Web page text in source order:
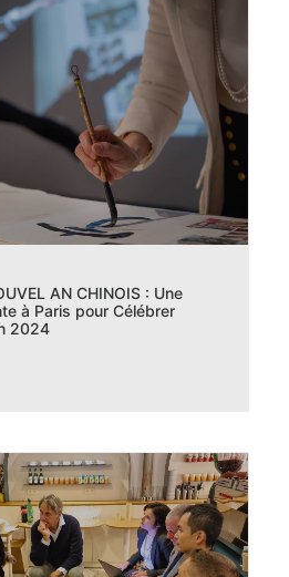
AN CHINOIS : Une
à Paris pour Célébrer
2024